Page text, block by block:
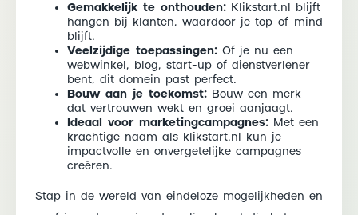
Gemakkelijk te onthouden: Klikstart.nl blijft
hangen bij klanten, waardoor je top-of-mind
blijft.
Veelzijdige toepassingen: Of je nu een
webwinkel, blog, start-up of dienstverlener
bent, dit domein past perfect.
Bouw aan je toekomst: Bouw een merk
dat vertrouwen wekt en groei aanjaagt.
Ideaal voor marketingcampagnes: Met een
krachtige naam als klikstart.nl kun je
impactvolle en onvergetelijke campagnes
creëren.
Stap in de wereld van eindeloze mogelijkheden en